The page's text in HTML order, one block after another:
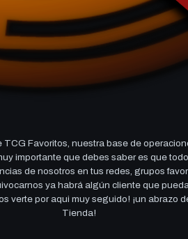
Favoritos, nuestra base de
importante que debes saber es que
de nosotros en tus redes, grupos
ya habrá algún cliente que
por aqui muy seguido! ¡un
Tienda!